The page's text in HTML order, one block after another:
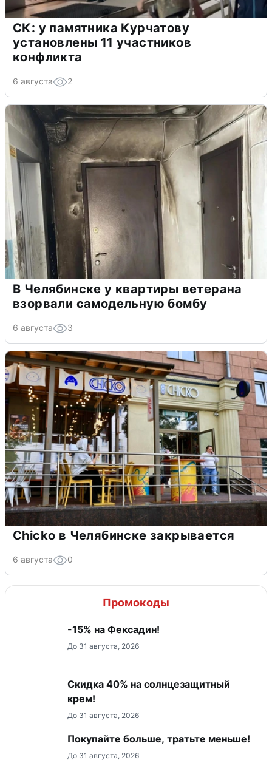
СК: у памятника Курчатову
установлены 11 участников
конфликта
6 августа 2
В Челябинске у квартиры ветерана
взорвали самодельную бомбу
6 августа 3
Chicko в Челябинске закрывается
6 августа 0
Промокоды
-15% на Фексадин!
До 31 августа, 2026
Скидка 40% на солнцезащитный
крем!
До 31 августа, 2026
Покупайте больше, тратьте меньше!
До 31 августа, 2026